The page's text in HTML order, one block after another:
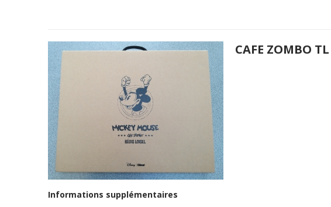
CAFE ZOMBO TL
Informations supplémentaires